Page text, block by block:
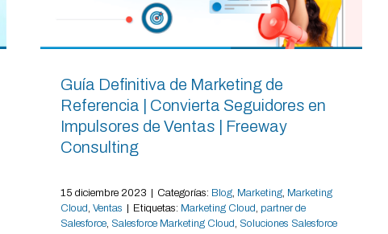
Guía Definitiva de Marketing de
Referencia | Convierta Seguidores en
Impulsores de Ventas | Freeway
Consulting
15 diciembre 2023 Categorías: Blog, Marketing, Marketing
Cloud, Ventas Etiquetas: Marketing Cloud, partner de
Salesforce, Salesforce Marketing Cloud, Soluciones Salesforce